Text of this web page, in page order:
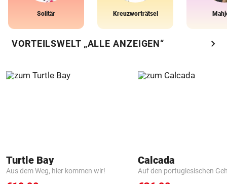
Solitär Kreuzworträtsel
VORTEILSWELT „ALLE ANZEIGEN“ chevron_right
Turtle Bay
Aus dem Weg, hier kommen wir!
Calcada
Auf den portugiesischen